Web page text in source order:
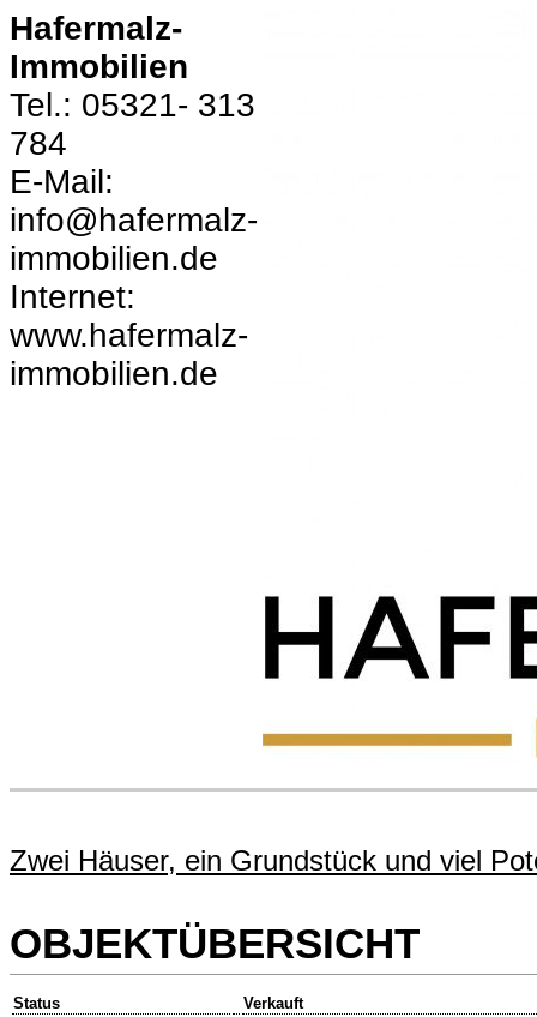
Hafermalz-
Immobilien
Tel.: 05321- 313
784
E-Mail:
info@hafermalz-
immobilien.de
Internet:
www.hafermalz-
immobilien.de
Zwei Häuser, ein Grundstück und viel
OBJEKTÜBERSICHT
Status
Verkauft